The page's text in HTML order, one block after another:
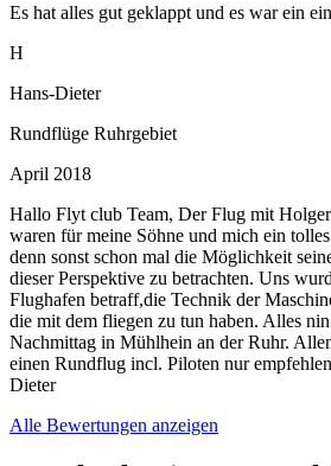
Es hat alles gut geklappt und es war ein
H
Hans-Dieter
Rundflüge Ruhrgebiet
April 2018
Hallo Flyt club Team, Der Flug mit
waren für meine Söhne und mich ein
denn sonst schon mal die Möglichkeit
dieser Perspektive zu betrachten. Uns
Flughafen betraff,die Technik der
die mit dem fliegen zu tun haben. Alles
Nachmittag in Mühlhein an der Ruhr.
einen Rundflug incl. Piloten nur
Dieter
Alle Bewertungen anzeigen